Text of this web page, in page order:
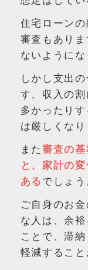
住宅ローン
審査もあり
ないようにな
しかし支出
す、収入の
多かったり
は厳しくなり
また審査の
と、家計の
ある でしょう
ご自身のお
な人は、余
ことで、滞
軽減すること